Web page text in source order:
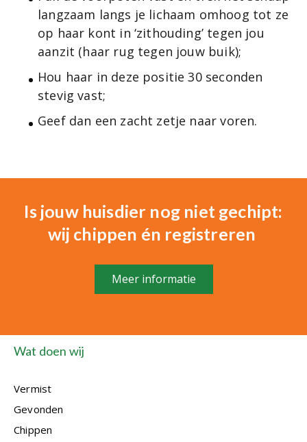
langzaam langs je lichaam omhoog tot ze
op haar kont in ‘zithouding’ tegen jou
aanzit (haar rug tegen jouw buik);
Hou haar in deze positie 30 seconden
stevig vast;
Geef dan een zacht zetje naar voren.
Is jouw huisdier nog niet gechipt:
wij chippen én registreren
Meer informatie
Wat doen wij
Vermist
Gevonden
Chippen